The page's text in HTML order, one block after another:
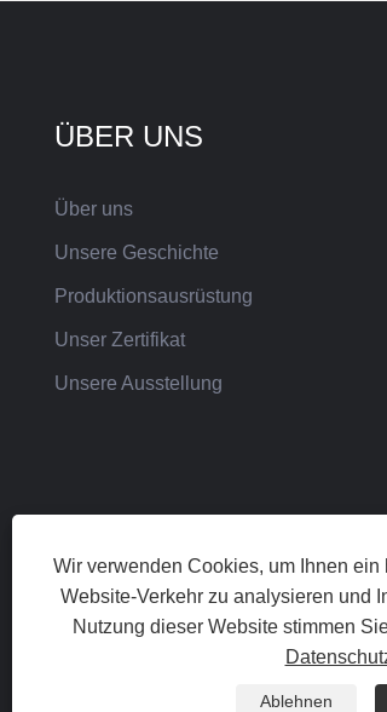
ÜBER UNS
Über uns
Unsere Geschichte
Produktionsausrüstung
Unser Zertifikat
Unsere Ausstellung
Wir verwenden Cookies, um Ihnen
Website-Verkehr zu analysieren und
Nutzung dieser Website stimmen
Ablehnen